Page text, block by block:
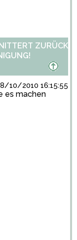
ZURÜCK
10/2010 16:15:55
es machen